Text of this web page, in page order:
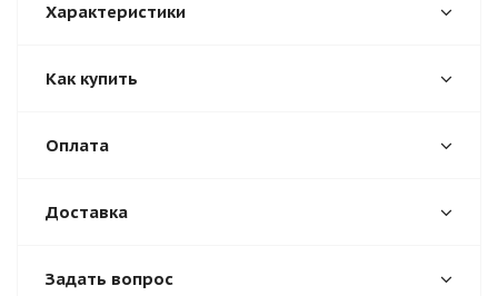
Характеристики
Как купить
Оплата
Доставка
Задать вопрос